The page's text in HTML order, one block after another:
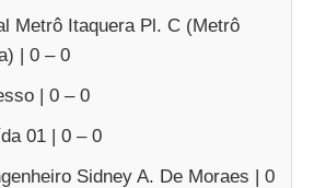
Metrô Itaquera Pl. C (Metrô
| 0 – 0
| 0 – 0
01 | 0 – 0
Sidney A. De Moraes | 0